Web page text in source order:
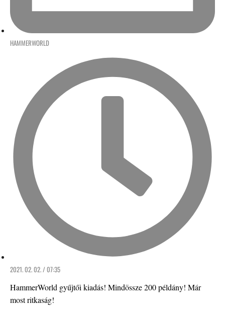
HAMMERWORLD
2021. 02. 02. / 07:35
HammerWorld gyűjtői kiadás! Mindössze 200 példány! Már
most ritkaság!